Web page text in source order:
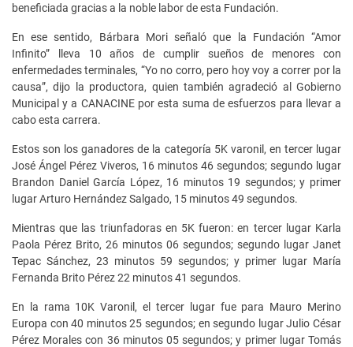
beneficiada gracias a la noble labor de esta Fundación.
En ese sentido, Bárbara Mori señaló que la Fundación “Amor
Infinito” lleva 10 años de cumplir sueños de menores con
enfermedades terminales, “Yo no corro, pero hoy voy a correr por la
causa”, dijo la productora, quien también agradeció al Gobierno
Municipal y a CANACINE por esta suma de esfuerzos para llevar a
cabo esta carrera.
Estos son los ganadores de la categoría 5K varonil, en tercer lugar
José Ángel Pérez Viveros, 16 minutos 46 segundos; segundo lugar
Brandon Daniel García López, 16 minutos 19 segundos; y primer
lugar Arturo Hernández Salgado, 15 minutos 49 segundos.
Mientras que las triunfadoras en 5K fueron: en tercer lugar Karla
Paola Pérez Brito, 26 minutos 06 segundos; segundo lugar Janet
Tepac Sánchez, 23 minutos 59 segundos; y primer lugar María
Fernanda Brito Pérez 22 minutos 41 segundos.
En la rama 10K Varonil, el tercer lugar fue para Mauro Merino
Europa con 40 minutos 25 segundos; en segundo lugar Julio César
Pérez Morales con 36 minutos 05 segundos; y primer lugar Tomás